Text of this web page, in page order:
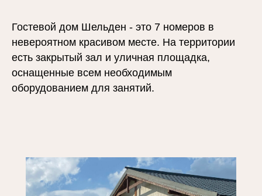
Гостевой дом Шельден - это 7 номеров в
невероятном красивом месте. На территории
есть закрытый зал и уличная площадка,
оснащенные всем необходимым
оборудованием для занятий.